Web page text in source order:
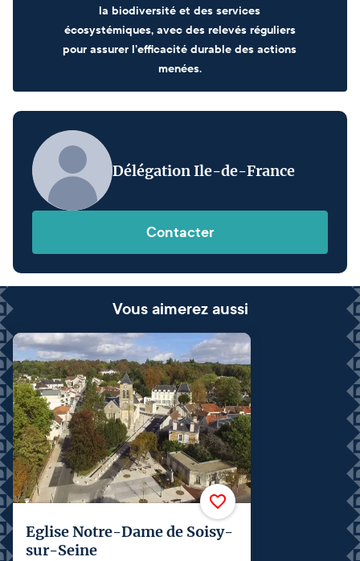
la biodiversité et des services
écosystémiques, avec des relevés réguliers
pour assurer l’efficacité durable des actions
menées.
Délégation Ile-de-France
Contacter
Vous aimerez aussi
Eglise Notre-Dame de Soisy-
sur-Seine